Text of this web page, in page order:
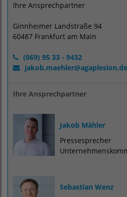
Ihre Ansprechpartner
Ginnheimer Landstraße 94
60487 Frankfurt am Main
(069) 95 33 - 9432
jakob.maehler@agaplesion.de
Ihre Ansprechpartner
Jakob Mähler
Pressesprecher
Sebastian Wenz